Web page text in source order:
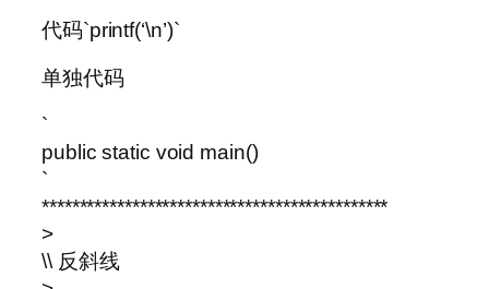
代码`printf(‘\n’)`
单独代码
`
public static void main()
`
**********************************************
>
\\ 反斜线